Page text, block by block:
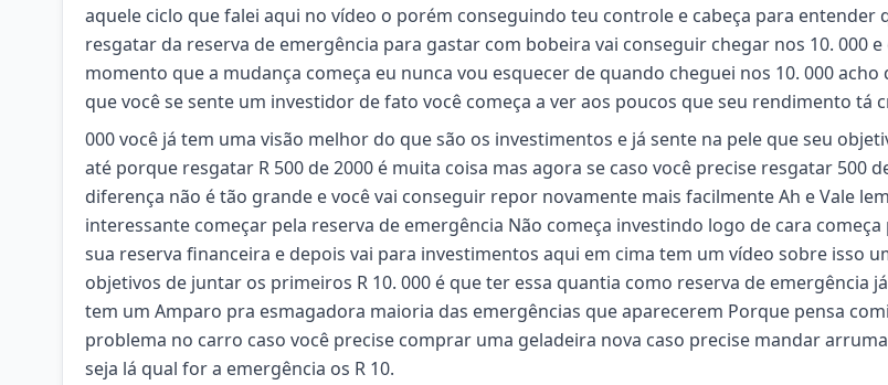
aquele ciclo que falei aqui no vídeo o porém conseguindo teu controle e cabeça para entender
resgatar da reserva de emergência para gastar com bobeira vai conseguir chegar nos 10. 000
momento que a mudança começa eu nunca vou esquecer de quando cheguei nos 10. 000
que você se sente um investidor de fato você começa a ver aos poucos que seu rendimento tá
000 você já tem uma visão melhor do que são os investimentos e já sente na pele que seu
até porque resgatar R 500 de 2000 é muita coisa mas agora se caso você precise resgatar 500
diferença não é tão grande e você vai conseguir repor novamente mais facilmente Ah e Vale
interessante começar pela reserva de emergência Não começa investindo logo de cara
sua reserva financeira e depois vai para investimentos aqui em cima tem um vídeo sobre isso
objetivos de juntar os primeiros R 10. 000 é que ter essa quantia como reserva de emergência
tem um Amparo pra esmagadora maioria das emergências que aparecerem Porque pensa
problema no carro caso você precise comprar uma geladeira nova caso precise mandar
seja lá qual for a emergência os R 10.